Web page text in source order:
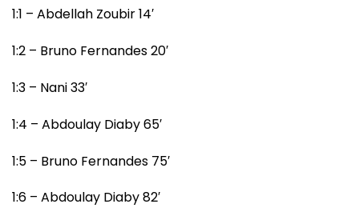
1:1 – Abdellah Zoubir 14′
1:2 – Bruno Fernandes 20′
1:3 – Nani 33′
1:4 – Abdoulay Diaby 65′
1:5 – Bruno Fernandes 75′
1:6 – Abdoulay Diaby 82′